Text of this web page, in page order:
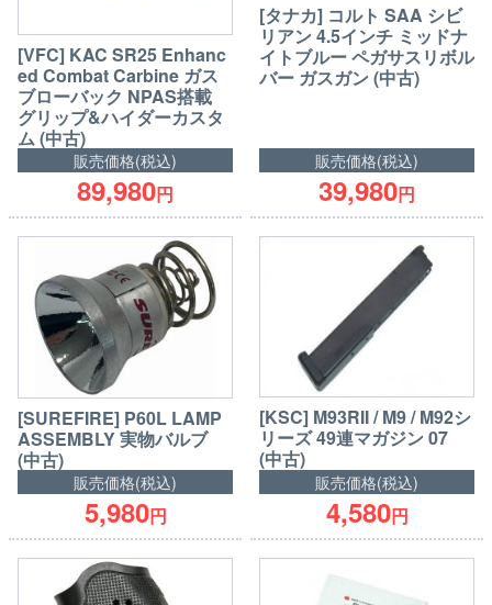
[VFC] KAC SR25 Enhanc
ed Combat Carbine ガス
ブローバック NPAS搭載
グリップ&ハイダーカスタ
ム (中古)
販売価格(税込)
89,980円
[タナカ] コルト SAA シビ
リアン 4.5インチ ミッドナ
イトブルー ペガサスリボル
バー ガスガン (中古)
販売価格(税込)
39,980円
[SUREFIRE] P60L LAMP
ASSEMBLY 実物バルブ
(中古)
販売価格(税込)
5,980円
[KSC] M93RII / M9 / M92シ
リーズ 49連マガジン 07
(中古)
販売価格(税込)
4,580円